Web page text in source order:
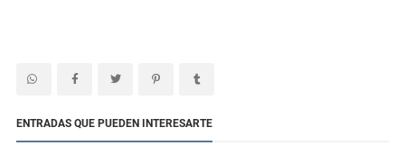
ENTRADAS QUE PUEDEN INTERESARTE